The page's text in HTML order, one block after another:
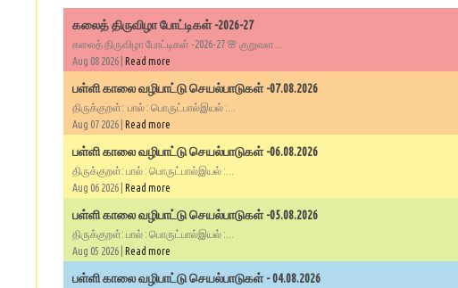
கலைத் திருவிழா போட்டிகள் -2026-27
கலைத் திருவிழா போட்டிகள் -2026-27 🌸 குறுவள...
Aug 08 2026 | Read more
பள்ளி காலை வழிபாட்டு செயல்பாடுகள் -07.08.2026
திருக்குறள்: பால் : பொருட்பால்இயல் :...
Aug 07 2026 | Read more
பள்ளி காலை வழிபாட்டு செயல்பாடுகள் -06.08.2026
திருக்குறள்: பால் : பொருட்பால்இயல் :...
Aug 06 2026 | Read more
பள்ளி காலை வழிபாட்டு செயல்பாடுகள் -05.08.2026
திருக்குறள்: பால் : பொருட்பால்இயல் :...
Aug 05 2026 | Read more
பள்ளி காலை வழிபாட்டு செயல்பாடுகள் - 04.08.2026